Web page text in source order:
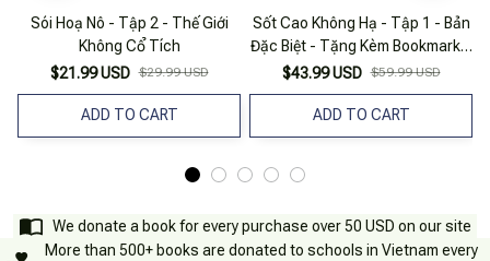
Sói Hoạ Nô - Tập 2 - Thế Giới
Không Cổ Tích
$21.99 USD $29.99 USD
ADD TO CART
Sốt Cao Không Hạ - Tập 1 - Bản
Đặc Biệt - Tặng Kèm Bookmark +
Postcard + Móc Khóa
$43.99 USD $59.99 USD
ADD TO CART
We donate a book for every purchase over 50 USD on our site
More than 500+ books are donated to schools in Vietnam every